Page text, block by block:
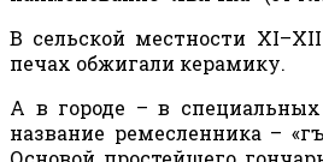
В сельской местности XI–XII
печах обжигали керамику.
А в городе – в
название ремесленника –